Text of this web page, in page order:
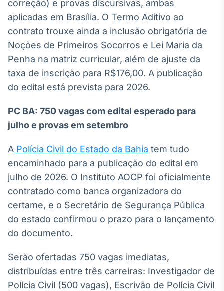
correção) e provas discursivas, ambas
aplicadas em Brasília. O Termo Aditivo ao
contrato trouxe ainda a inclusão obrigatória de
Noções de Primeiros Socorros e Lei Maria da
Penha na matriz curricular, além de ajuste da
taxa de inscrição para R$176,00. A publicação
do edital está prevista para 2026.
PC BA: 750 vagas com edital esperado para
julho e provas em setembro
A Polícia Civil do Estado da Bahia tem tudo
encaminhado para a publicação do edital em
julho de 2026. O Instituto AOCP foi oficialmente
contratado como banca organizadora do
certame, e o Secretário de Segurança Pública
do estado confirmou o prazo para o lançamento
do documento.
Serão ofertadas 750 vagas imediatas,
distribuídas entre três carreiras: Investigador de
Polícia Civil (500 vagas), Escrivão de Polícia Civil